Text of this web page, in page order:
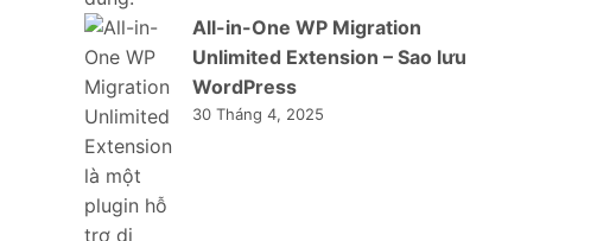
All-in-One WP Migration
Unlimited Extension – Sao lưu
WordPress
30 Tháng 4, 2025